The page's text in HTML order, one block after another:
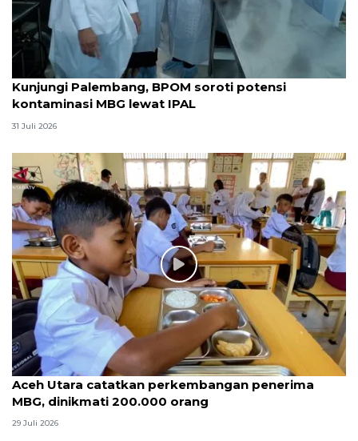
Kunjungi Palembang, BPOM soroti potensi
kontaminasi MBG lewat IPAL
31 Juli 2026
Aceh Utara catatkan perkembangan penerima
MBG, dinikmati 200.000 orang
29 Juli 2026